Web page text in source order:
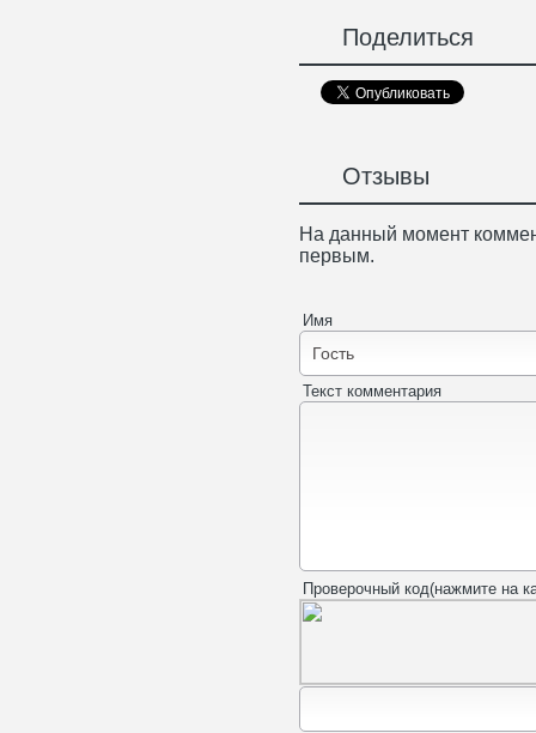
Поделиться
Отзывы
На данный момент
первым.
Имя
Текст комментария
Проверочный код(нажмите на